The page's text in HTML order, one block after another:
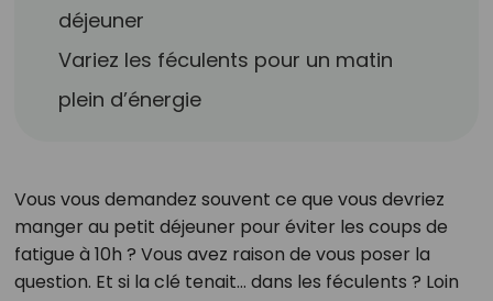
déjeuner
Variez les féculents pour un matin
plein d’énergie
Vous vous demandez souvent ce que vous devriez
manger au petit déjeuner pour éviter les coups de
fatigue à 10h ? Vous avez raison de vous poser la
question. Et si la clé tenait… dans les féculents ? Loin